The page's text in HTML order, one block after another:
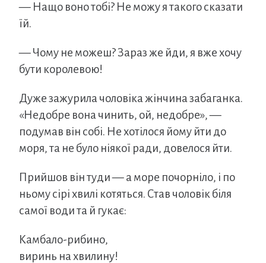
— Нащо воно тобі? Не можу я такого сказати
їй.
— Чому не можеш? Зараз же йди, я вже хочу
бути королевою!
Дуже зажурила чоловіка жінчина забаганка.
«Недобре вона чинить, ой, недобре», —
подумав він собі. Не хотілося йому йти до
моря, та не було ніякої ради, довелося йти.
Прийшов він туди — а море почорніло, і по
ньому сірі хвилі котяться. Став чоловік біля
самої води та й гукає:
Камбало-рибино,
виринь на хвилину!